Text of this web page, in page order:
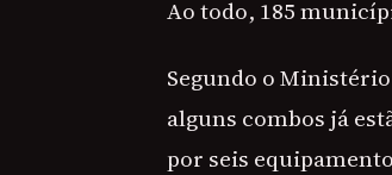
Ao todo, 185
Segundo o
alguns combos já
por seis